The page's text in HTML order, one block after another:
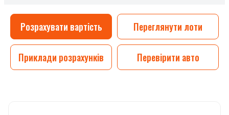
Розрахувати вартість Переглянути лоти
Приклади розрахунків Перевірити авто